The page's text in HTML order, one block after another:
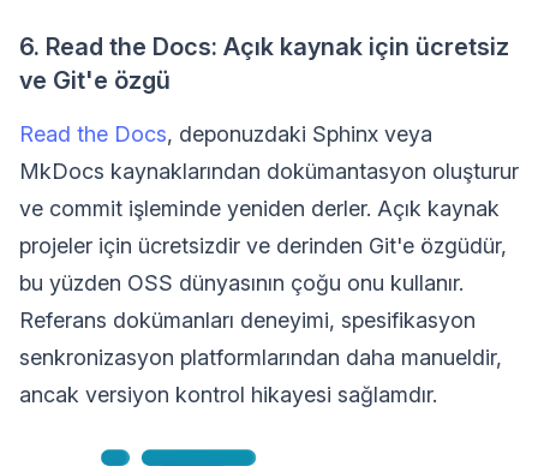
6. Read the Docs: Açık kaynak için ücretsiz
ve Git'e özgü
Read the Docs, deponuzdaki Sphinx veya
MkDocs kaynaklarından dokümantasyon oluşturur
ve commit işleminde yeniden derler. Açık kaynak
projeler için ücretsizdir ve derinden Git'e özgüdür,
bu yüzden OSS dünyasının çoğu onu kullanır.
Referans dokümanları deneyimi, spesifikasyon
senkronizasyon platformlarından daha manueldir,
ancak versiyon kontrol hikayesi sağlamdır.